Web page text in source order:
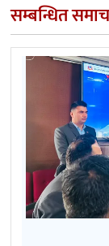
सम्बन्धित